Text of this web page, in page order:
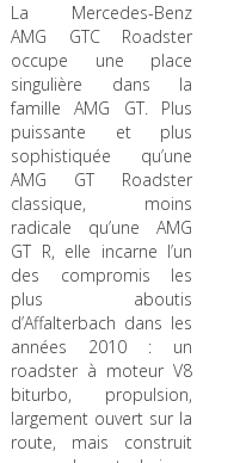
La Mercedes-Benz
AMG GTC Roadster
occupe une place
singulière dans la
famille AMG GT. Plus
puissante et plus
sophistiquée qu’une
AMG GT Roadster
classique, moins
radicale qu’une AMG
GT R, elle incarne l’un
des compromis les
plus aboutis
d’Affalterbach dans les
années 2010 : un
roadster à moteur V8
biturbo, propulsion,
largement ouvert sur la
route, mais construit